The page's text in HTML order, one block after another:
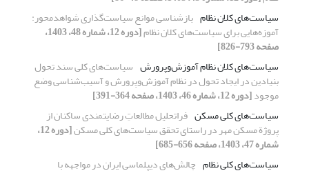
سیاست‌های کلان نظام بازشناسی موانع سیاست‌گذاری شواهدمحور:
آموزه‌هایی برای سیاست‌های کلان نظام [دوره 12، شماره 48، 1403،
صفحه 793-826]
سیاست‌های کلان نظام آموزش‌وپرورش سیاست‌های کلی سند تحول
بنیادین در ایجاد تحول در نظام آموزش‌وپرورش و آسیب‌شناسی وضع
موجود[دوره 12، شماره 46، 1403، صفحه 364-391]
سیاست‌های کلی مسکن فراتحلیل مطالعاتِ رضایتمندی ساکنان از
پروژة مسکن مهر در راستای تحقق سیاست‌های کلی مسکن [دوره 12،
شماره 47، 1403، صفحه 656-685]
سیاست‌های کلی نظام چالش‌های دیپلماسی ایران در مواجهه با